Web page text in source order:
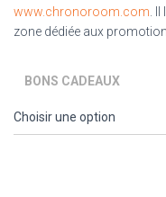
www.chronoroom.com .
zone dédiée aux
BONS CADEAUX